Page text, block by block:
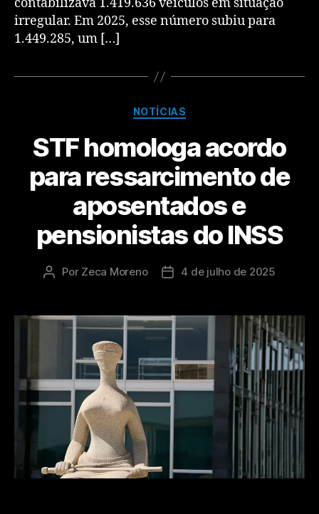
contabilizava 1.419.636 veículos em situação
irregular. Em 2025, esse número subiu para
1.449.285, um […]
NOTÍCIAS
STF homologa acordo
para ressarcimento de
aposentados e
pensionistas do INSS
Por Zeca Moreno 4 de julho de 2025